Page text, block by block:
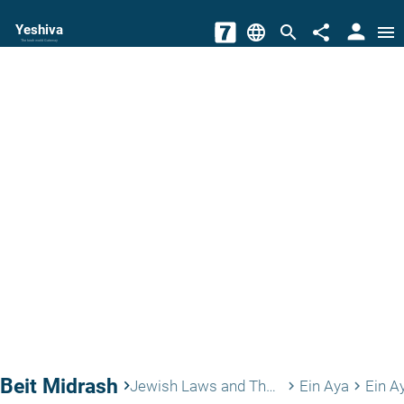
Yeshiva
The torah world Gateway language search share person menu
Beit Midrash keyboard_arrow_right Jewish Laws and Thoughts keyboard_arrow_right Ein Aya keyboard_arrow_right Ein